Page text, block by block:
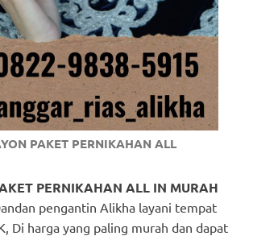
PAKET PERNIKAHAN ALL
PERNIKAHAN ALL IN MURAH
pengantin Alikha layani tempat
Di harga yang paling murah dan dapat